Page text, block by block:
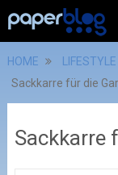
HOME LIFESTYLE
Sackkarre für die
Sackkarre